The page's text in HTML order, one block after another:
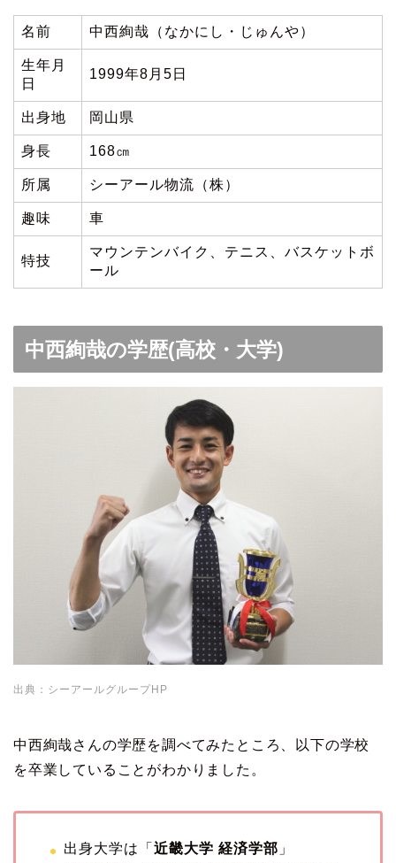
名前 中西絢哉（なかにし・じゅんや）
生年月
日
1999年8月5日
出身地 岡山県
身長 168㎝
所属 シーアール物流（株）
趣味 車
特技
マウンテンバイク、テニス、バスケットボ
ール
中西絢哉の学歴(高校・大学)
出典：シーアールグループHP
中西絢哉さんの学歴を調べてみたところ、以下の学校
を卒業していることがわかりました。
出身大学は「 近畿大学 経済学部 」